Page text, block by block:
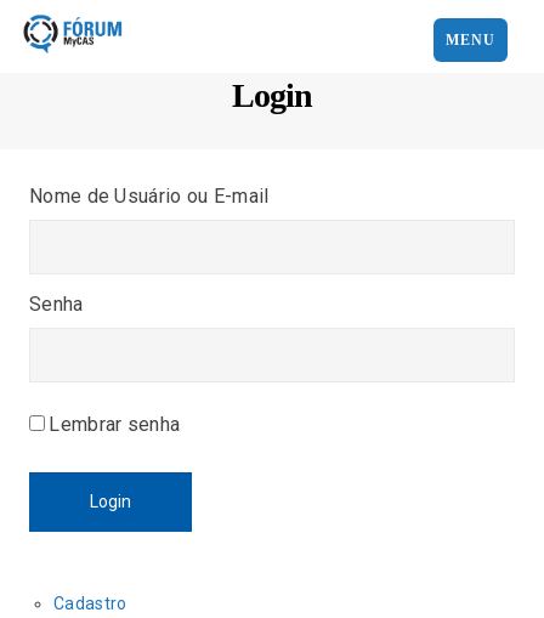
MENU
Login
Nome de Usuário ou E-mail
Senha
Lembrar senha
Login
Cadastro